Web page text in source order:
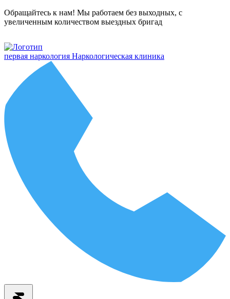
Обращайтесь к нам! Мы работаем без выходных, с
увеличенным количеством выездных бригад
первая наркология Наркологическая клиника